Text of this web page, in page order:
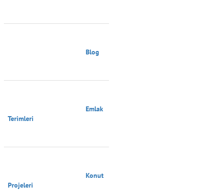
Terimleri
Projeleri